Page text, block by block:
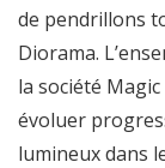
de pendrillons
Diorama.
la société
évoluer
lumineux dans